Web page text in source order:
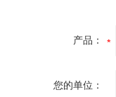
产品：
您的单位：